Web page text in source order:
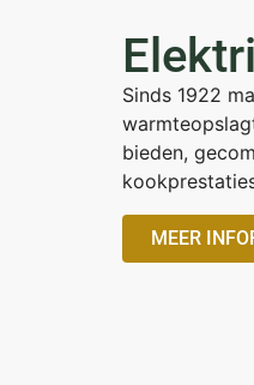
Sinds 1922
bieden,
MEER